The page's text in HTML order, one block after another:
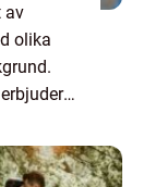
av
olika